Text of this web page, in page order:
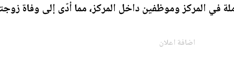
في المركز وموظفين داخل المركز، مما أدّى إلى وفاة
اضافة اعلان